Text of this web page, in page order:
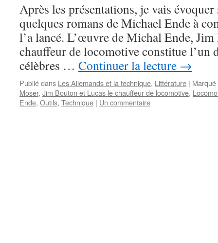
Après les présentations, je vais
quelques romans de Michael Ende à
l’a lancé. L’œuvre de Michal Ende,
chauffeur de locomotive constitue l’un
célèbres … Continuer la lecture →
Publié dans Les Allemands et la technique, Littérature |
Moser, Jim Bouton et Lucas le chauffeur de locomotive,
Ende, Outils, Technique | Un commentaire